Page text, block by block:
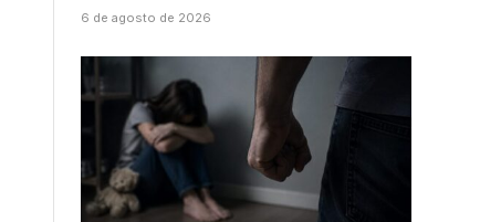
6 de agosto de 2026